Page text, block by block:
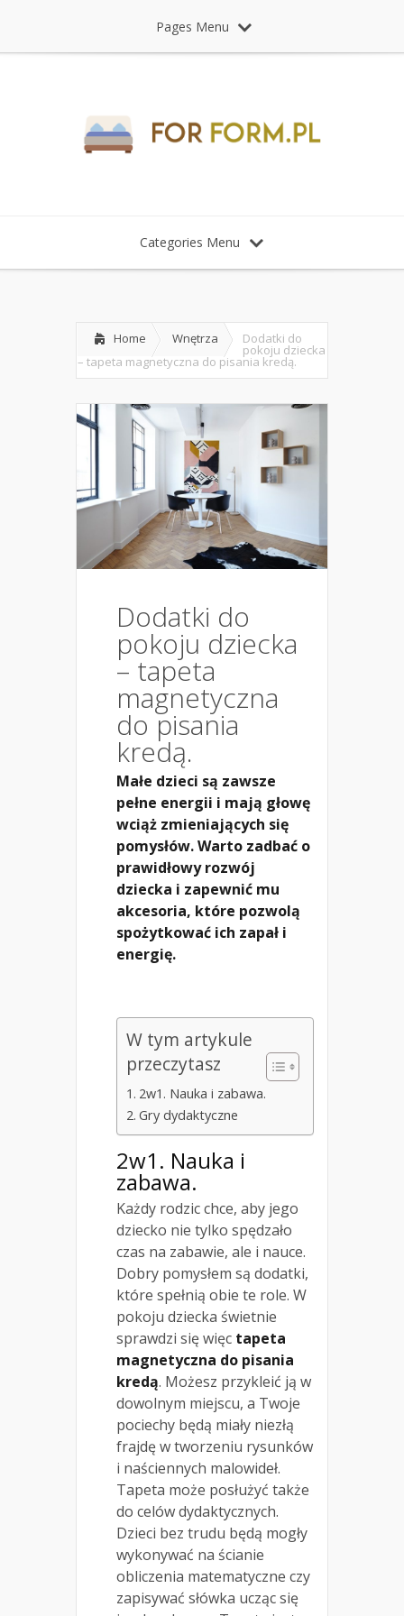
Pages Menu
Categories Menu
Home Wnętrza Dodatki do
pokoju dziecka
– tapeta magnetyczna do pisania kredą.
Dodatki do
pokoju dziecka
– tapeta
magnetyczna
do pisania
kredą.
Małe dzieci są zawsze
pełne energii i mają głowę
wciąż zmieniających się
pomysłów. Warto zadbać o
prawidłowy rozwój
dziecka i zapewnić mu
akcesoria, które pozwolą
spożytkować ich zapał i
energię.
W tym artykule
przeczytasz
2w1. Nauka i zabawa.
Gry dydaktyczne
2w1. Nauka i
zabawa.
Każdy rodzic chce, aby jego
dziecko nie tylko spędzało
czas na zabawie, ale i nauce.
Dobry pomysłem są dodatki,
które spełnią obie te role. W
pokoju dziecka świetnie
sprawdzi się więc tapeta
magnetyczna do pisania
kredą. Możesz przykleić ją w
dowolnym miejscu, a Twoje
pociechy będą miały niezłą
frajdę w tworzeniu rysunków
i naściennych malowideł.
Tapeta może posłużyć także
do celów dydaktycznych.
Dzieci bez trudu będą mogły
wykonywać na ścianie
obliczenia matematyczne czy
zapisywać słówka ucząc się